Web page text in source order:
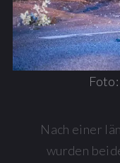
Nach einer
wurden